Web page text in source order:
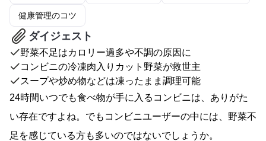
健康管理のコツ
ダイジェスト
野菜不足はカロリー過多や不調の原因に
コンビニの冷凍肉入りカット野菜が救世主
スープや炒め物などは凍ったまま調理可能
24時間いつでも食べ物が手に入るコンビニは、ありがた
い存在ですよね。でもコンビニユーザーの中には、野菜不
足を感じている方も多いのではないでしょうか。